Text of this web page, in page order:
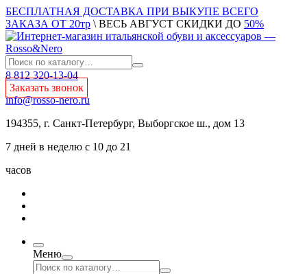
БЕСПЛАТНАЯ ДОСТАВКА ПРИ ВЫКУПЕ ВСЕГО
ЗАКАЗА ОТ 20тр \ ВЕСЬ АВГУСТ СКИДКИ ДО 50%
8 812 320-13-04
Заказать звонок
info@rosso-nero.ru
194355, г. Санкт-Петербург, Выборгское ш., дом 13
7 дней в неделю с 10 до 21
часов
Меню